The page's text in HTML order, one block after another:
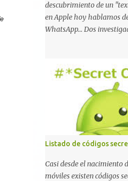
descubrimiento de un
en Apple hoy hablamos
WhatsApp... Dos
que la aplicación se
intentar leer un sólo
caracteres especiales y
tamaño. La
y funciona correctamente
las versiones de Android
incluyendo la 2.11.431 y
todavía no se ha probado
no parece ser vulnerable.
provocar que se extienda
Listado de códigos
Casi desde el nacimiento
móviles existen códigos